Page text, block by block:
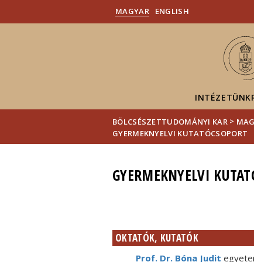
MAGYAR ENGLISH
BÖLCSÉSZETTUDOMÁNYI KAR >
GYERMEKNYELVI KUTATÓCSOPORT
GYERMEKNYELVI
OKTATÓK, KUTATÓK
Prof. Dr. Bóna Judit